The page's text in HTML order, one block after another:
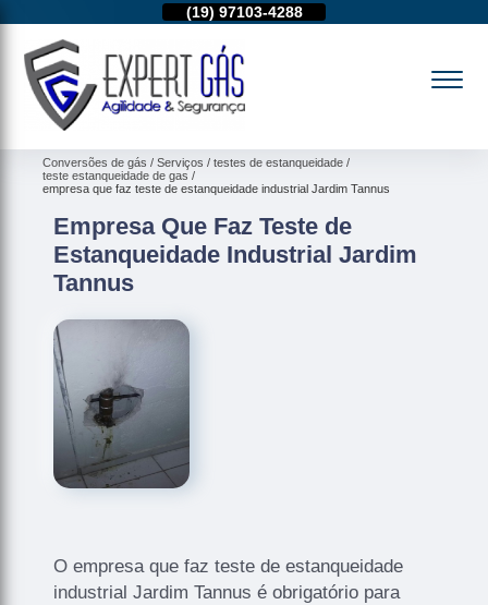
(19) 97103-4288
Conversões de gás Serviços
testes de estanqueidade
teste estanqueidade de gas
empresa que faz teste de estanqueidade industrial Jardim Tannus
Empresa Que Faz Teste de
Estanqueidade Industrial Jardim
Tannus
O empresa que faz teste de estanqueidade
industrial Jardim Tannus é obrigatório para